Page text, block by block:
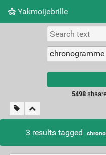
Yakmoijebrille
Picture wall
5498
3 results tagged